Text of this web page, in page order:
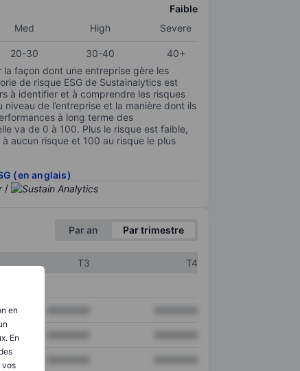
en
En
vos
Faible
Med High Severe
20-30 30-40
40+
la façon dont une entreprise gère les
de risque ESG de Sustainalytics est
à identifier et à comprendre les risques
de l’entreprise et la manière dont ils
à long terme des
va de 0 à 100. Plus le risque est faible,
aucun risque et 100 au risque le plus
(en anglais)
/
Par an Par trimestre
T3
T4